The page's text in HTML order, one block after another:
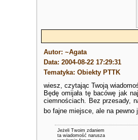
Autor: ~Agata
Data: 2004-08-22 17:29:31
Tematyka: Obiekty PTTK
wiesz, czytając Twoją
Będę omijała tę bacówę jak
ciemnościach. Bez przesady,
bo fajne miejsce, ale na
Jeżeli Twoim zdaniem
ta wiadomość narusza